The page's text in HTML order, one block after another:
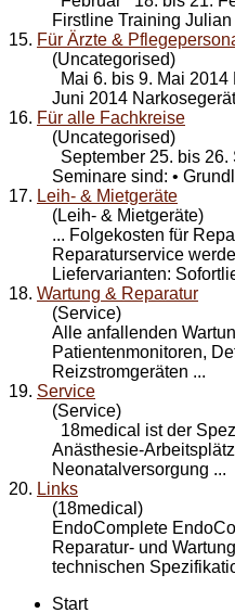
Firstline Training
15. Für Ärzte &
(Uncategorised)
Mai 6. bis 9. Mai
Juni 2014
16. Für alle Fachkreise
(Uncategorised)
September 25. bis
Seminare sind: •
17. Leih- & Mietgeräte
(Leih- & Mietgeräte)
... Folgekosten für
Reparaturservice
Liefervarianten:
18. Wartung & Reparatur
(Service)
Alle anfallenden
Patientenmonitoren,
Reizstromgeräten ...
19. Service
(Service)
18medical ist der
Anästhesie-
Neonatalversorgung ...
20. Links
(18medical)
EndoComplete
Reparatur- und
technischen
Start